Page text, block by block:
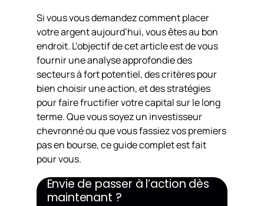
Si vous vous demandez comment placer
votre argent aujourd’hui, vous êtes au bon
endroit. L’objectif de cet article est de vous
fournir une analyse approfondie des
secteurs à fort potentiel, des critères pour
bien choisir une action, et des stratégies
pour faire fructifier votre capital sur le long
terme. Que vous soyez un investisseur
chevronné ou que vous fassiez vos premiers
pas en bourse, ce guide complet est fait
pour vous.
Envie de passer à l’action dès
maintenant ?